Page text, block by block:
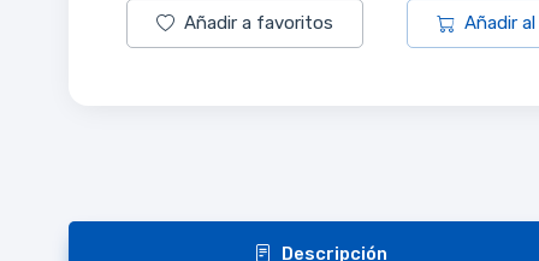
Añadir a favoritos Añadir
Descripción